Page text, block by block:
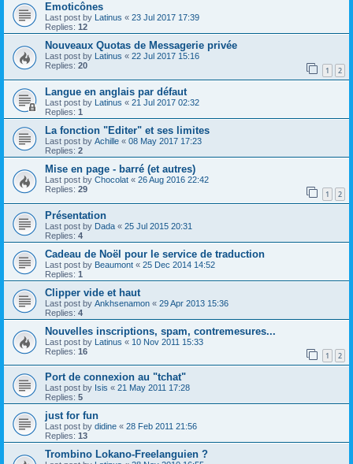
Emoticônes
Last post by Latinus « 23 Jul 2017 17:39
Replies: 12
Nouveaux Quotas de Messagerie privée
Last post by Latinus « 22 Jul 2017 15:16
Replies: 20 1 2
Langue en anglais par défaut
Last post by Latinus « 21 Jul 2017 02:32
Replies: 1
La fonction "Editer" et ses limites
Last post by Achille « 08 May 2017 17:23
Replies: 2
Mise en page - barré (et autres)
Last post by Chocolat « 26 Aug 2016 22:42
Replies: 29 1 2
Présentation
Last post by Dada « 25 Jul 2015 20:31
Replies: 4
Cadeau de Noël pour le service de traduction
Last post by Beaumont « 25 Dec 2014 14:52
Replies: 1
Clipper vide et haut
Last post by Ankhsenamon « 29 Apr 2013 15:36
Replies: 4
Nouvelles inscriptions, spam, contremesures...
Last post by Latinus « 10 Nov 2011 15:33
Replies: 16 1 2
Port de connexion au "tchat"
Last post by Isis « 21 May 2011 17:28
Replies: 5
just for fun
Last post by didine « 28 Feb 2011 21:56
Replies: 13
Trombino Lokano-Freelanguien ?